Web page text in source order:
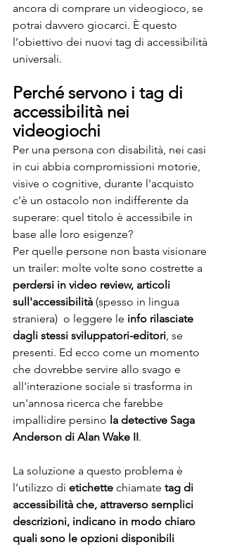
ancora di comprare un videogioco, se
potrai davvero giocarci. È questo
l’obiettivo dei nuovi tag di accessibilità
universali.
Perché servono i tag di
accessibilità nei
videogiochi
Per una persona con disabilità, nei casi
in cui abbia compromissioni motorie,
visive o cognitive, durante l'acquisto
c’è un ostacolo non indifferente da
superare: quel titolo è accessibile in
base alle loro esigenze?
Per quelle persone non basta visionare
un trailer: molte volte sono costrette a
perdersi in video review, articoli
sull'accessibilità (spesso in lingua
straniera)  o leggere le info rilasciate
dagli stessi sviluppatori-editori , se
presenti. Ed ecco come un momento
che dovrebbe servire allo svago e
all'interazione sociale si trasforma in
un'annosa ricerca che farebbe
impallidire persino la detective Saga
Anderson di Alan Wake II.
La soluzione a questo problema è
l’utilizzo di etichette chiamate tag di
accessibilità che, attraverso semplici
descrizioni, indicano in modo chiaro
quali sono le opzioni disponibili